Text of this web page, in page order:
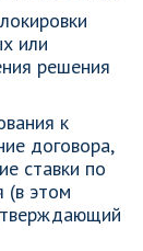
или
решения
к
договора,
ставки по
(в этом